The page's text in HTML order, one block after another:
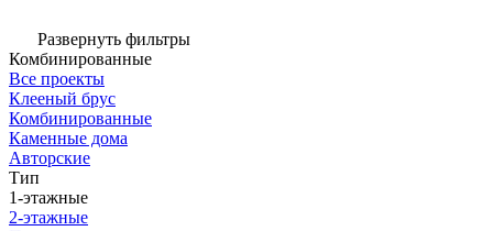
Развернуть фильтры
Комбинированные
Все проекты
Клееный брус
Комбинированные
Каменные дома
Авторские
Тип
1-этажные
2-этажные